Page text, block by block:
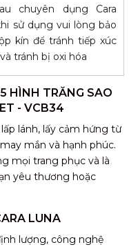
chuyên dụng Cara
sử dụng vui lòng bảo
kín để tránh tiếp xúc
tránh bị oxi hóa
HÌNH TRĂNG SAO
- VCB34
lánh, lấy cảm hứng từ
mắn và hạnh phúc.
mọi trang phục và là
yêu thương hoặc
LUNA
lượng, công nghệ